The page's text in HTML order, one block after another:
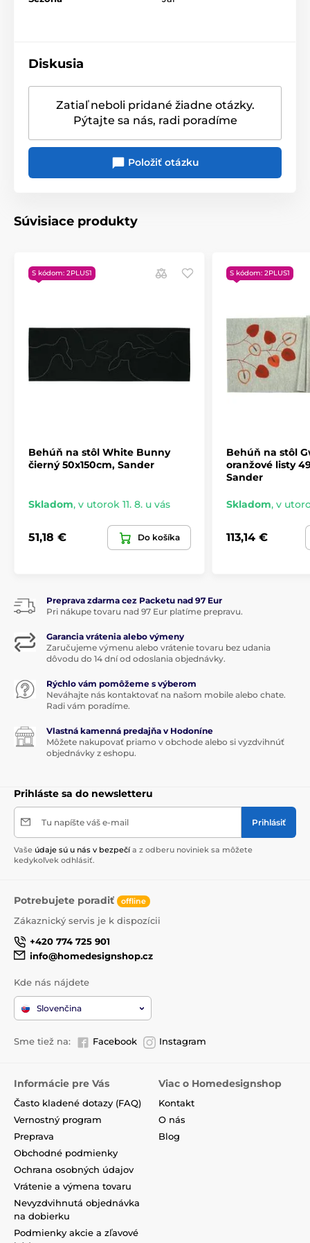
Produkt je zaradený v kategóriách
Běhouny, ubrusy a prostírání Behúne
Prostírky a behúne
Diskusia
Zatiaľ neboli pridané žiadne otázky.
Pýtajte sa nás, radi poradíme
Položiť otázku
Súvisiace produkty
S kódom: 2PLUS1
Behúň na stôl White Bunny
čierný 50x150cm, Sander
Skladom, v utorok 11. 8. u vás
51,18 € Do košíka
S kódom: 2PLUS1
Behúň na stôl
oranžové listy
Sander
Skladom, v
113,14 €
Preprava zdarma cez Packetu nad 97 Eur
Pri nákupe tovaru nad 97 Eur platíme prepravu.
Garancia vrátenia alebo výmeny
Zaručujeme výmenu alebo vrátenie tovaru bez udania
dôvodu do 14 dní od odoslania objednávky.
Rýchlo vám pomôžeme s výberom
Neváhajte nás kontaktovať na našom mobile alebo chate.
Radi vám poradíme.
Vlastná kamenná predajňa v Hodoníne
Môžete nakupovať priamo v obchode alebo si vyzdvihnúť
objednávky z eshopu.
Prihláste sa do newsletteru
Tu napíšte váš e-mail Prihlásiť
Vaše údaje sú u nás v bezpečí a z odberu noviniek sa môžete
kedykoľvek odhlásiť.
Potrebujete poradiť offline
Zákaznický servis je k dispozícii
+420 774 725 901
info@homedesignshop.cz
Kde nás nájdete
Slovenčina
Sme tiež na: Facebook Instagram
Informácie pre Vás
Často kladené dotazy (FAQ)
Vernostný program
Preprava
Obchodné podmienky
Ochrana osobných údajov
Vrátenie a výmena tovaru
Nevyzdvihnutá objednávka
na dobierku
Podmienky akcie a zľavové
Viac o Homedesignshop
Kontakt
O nás
Blog